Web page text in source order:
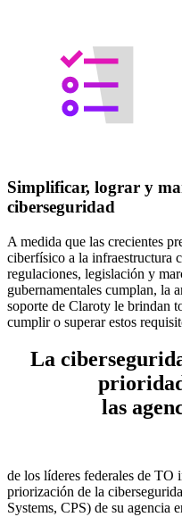
Simplificar, lograr y
ciberseguridad
A medida que las crecientes
ciberfísico a la infraestructura
regulaciones, legislación y
gubernamentales cumplan, la
soporte de Claroty le brindan
cumplir o superar estos
La
las
de los líderes federales de TO
priorización de la
Systems, CPS) de su agencia